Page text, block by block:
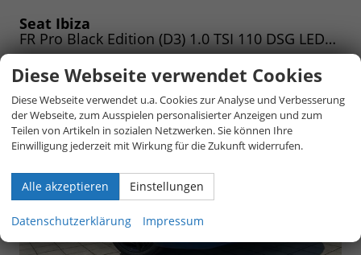
speichern/drucken
Seat Ibiza
FR Pro Black Edition (D3) 1.0 TSI 110 DSG LED|NAV|XL|WINTER|5JGARANTIE|UVM. (Vorlauf 06.09.2026)
Diese Webseite verwendet Cookies
Diese Webseite verwendet u.a. Cookies zur Analyse und Verbesserung
der Webseite, zum Ausspielen personalisierter Anzeigen und zum
Teilen von Artikeln in sozialen Netzwerken. Sie können Ihre
Einwilligung jederzeit mit Wirkung für die Zukunft widerrufen.
Alle akzeptieren Einstellungen
Datenschutzerklärung Impressum